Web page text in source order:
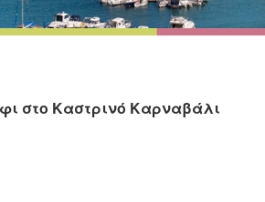
στο Καστρινό Καρναβάλι